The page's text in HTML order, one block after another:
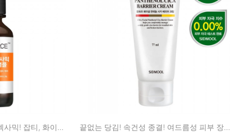
흡수에 집중한 나노 트라넥사믹! 잡티, 화이트닝 케어! 끝없는 당김! 속건성 종결! 여드름성 피부 장벽 케어